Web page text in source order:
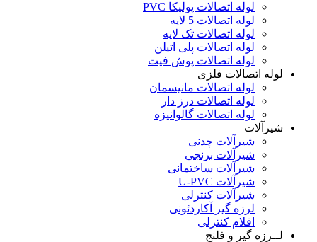
لوله اتصالات پولیکا PVC
لوله اتصالات 5 لایه
لوله اتصالات تک لایه
لوله اتصالات پلی اتیلن
لوله اتصالات پوش فیت
لوله اتصالات فلزی
لوله اتصالات مانیسمان
لوله اتصالات درز دار
لوله اتصالات گالوانیزه
شیرآلات
شیرآلات چدنی
شیرآلات برنجی
شیرآلات ساختمانی
شیرآلات U-PVC
شیرآلات کنترلی
لرزه گیر آکاردئونی
اقلام کنترلی
لــرزه گیر و فلنج